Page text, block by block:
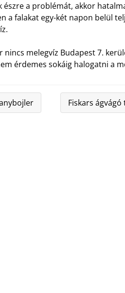
észre a problémát, akkor
a falakat egy-két napon belül
nincs melegvíz Budapest 7.
érdemes sokáig halogatni a
Fiskars